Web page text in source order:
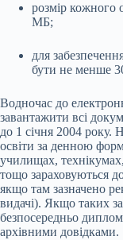
розмір кожного
МБ;
для
бути не менше
Водночас до
завантажити всі
до 1 січня 2004 року.
освіти за денною
училищах,
тощо зараховуються
якщо там зазначено
видачі). Якщо таких
безпосередньо
архівними довідками.